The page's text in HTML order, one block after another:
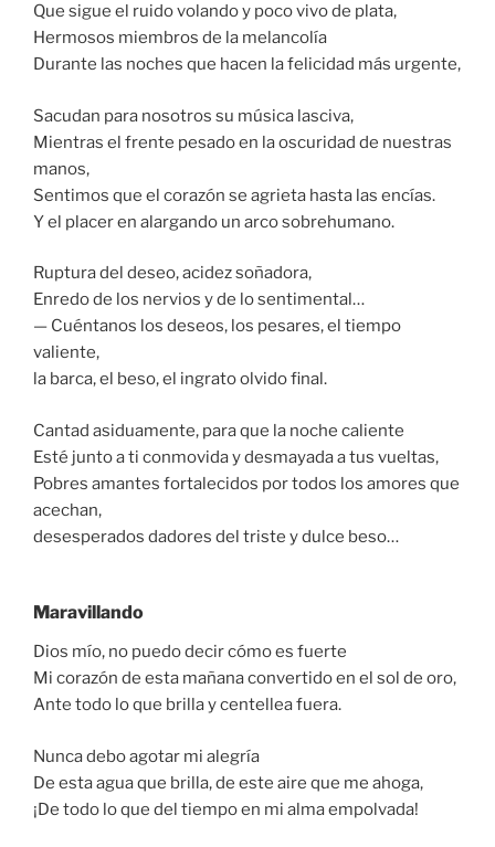
Que sigue el ruido volando y poco vivo de plata,
Hermosos miembros de la melancolía
Durante las noches que hacen la felicidad más urgente,
Sacudan para nosotros su música lasciva,
Mientras el frente pesado en la oscuridad de nuestras
manos,
Sentimos que el corazón se agrieta hasta las encías.
Y el placer en alargando un arco sobrehumano.
Ruptura del deseo, acidez soñadora,
Enredo de los nervios y de lo sentimental…
— Cuéntanos los deseos, los pesares, el tiempo
valiente,
la barca, el beso, el ingrato olvido final.
Cantad asiduamente, para que la noche caliente
Esté junto a ti conmovida y desmayada a tus vueltas,
Pobres amantes fortalecidos por todos los amores que
acechan,
desesperados dadores del triste y dulce beso…
Maravillando
Dios mío, no puedo decir cómo es fuerte
Mi corazón de esta mañana convertido en el sol de oro,
Ante todo lo que brilla y centellea fuera.
Nunca debo agotar mi alegría
De esta agua que brilla, de este aire que me ahoga,
¡De todo lo que del tiempo en mi alma empolvada!